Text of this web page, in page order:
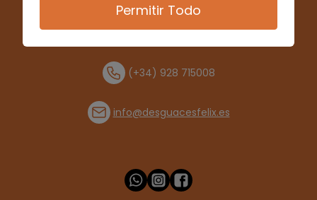
(+34) 928 715008
info@desguacesfelix.es
Permitir Todo